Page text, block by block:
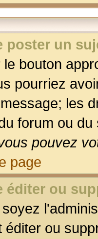
poster un
bouton
pourriez
les
forum ou
pouvez
page
éditer ou
éditer ou